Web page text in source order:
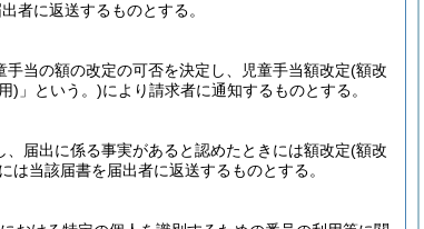
者に返送するものとする。
当の額の改定の可否を決定し、児童手当額改定(額改
) 」という。)により請求者に通知するものとする。
届出に係る事実があると認めたときには額改定(額改
当該届書を届出者に返送するものとする。